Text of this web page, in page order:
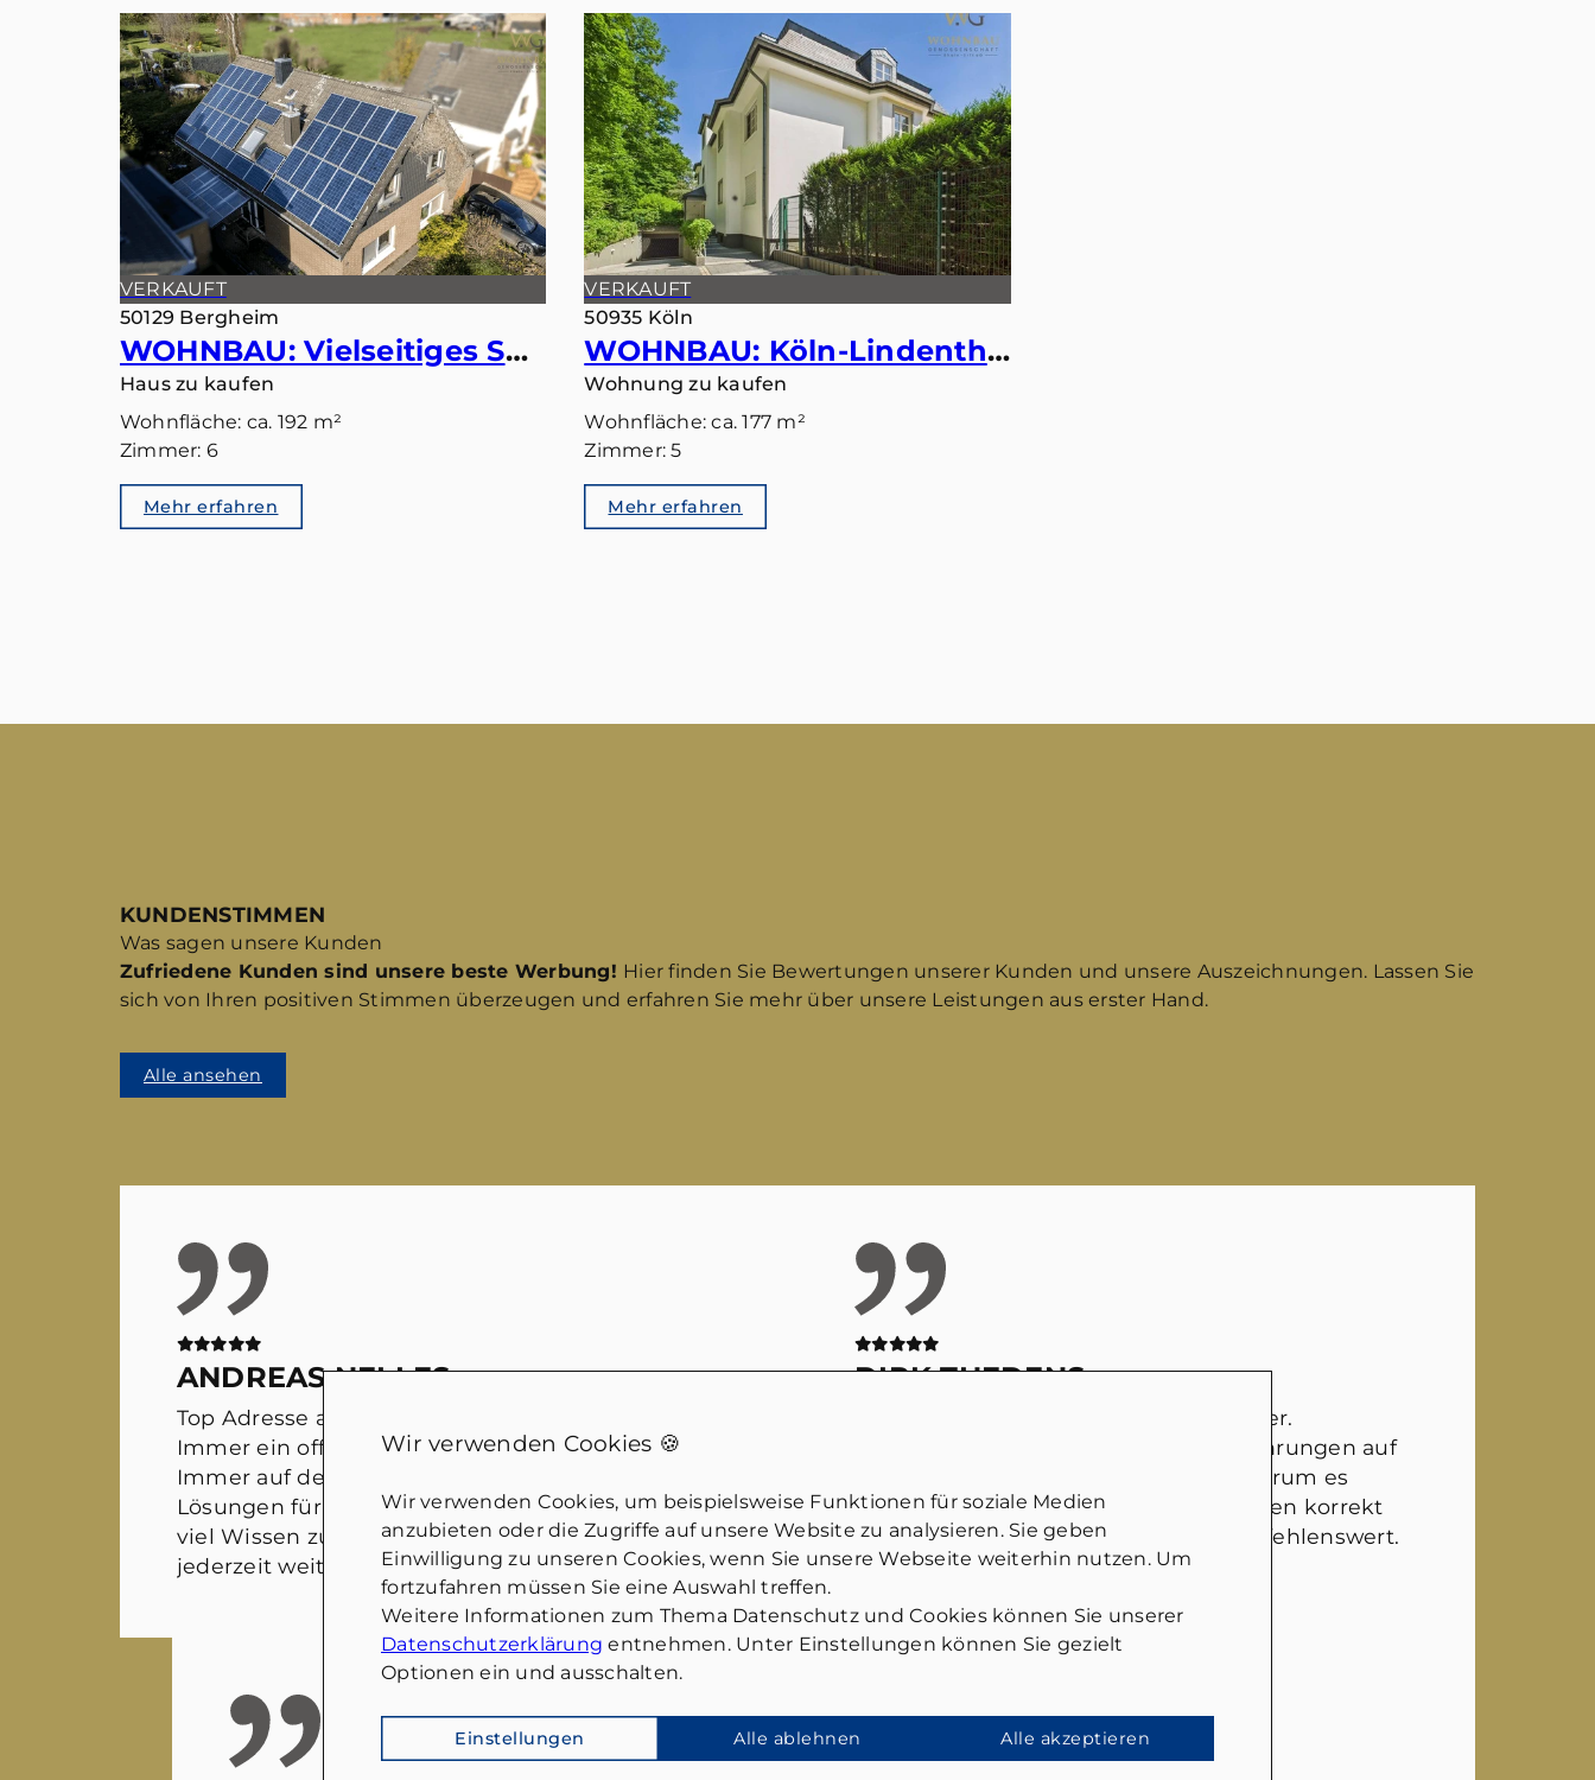
VERKAUFT
50129 Bergheim
WOHNBAU: Vielseitiges Smart-Home: Ideal als Einfamilienhaus oder Zweiparteienhaus
Haus zu kaufen
Wohnfläche: ca. 192 m²
Zimmer: 6
Mehr erfahren
VERKAUFT
50935 Köln
WOHNBAU: Köln-Lindenthal – Maisonette mit eigenem Gartentörchen in den Stadtwald
Wohnung zu kaufen
Wohnfläche: ca. 177 m²
Zimmer: 5
Mehr erfahren
KUNDENSTIMMEN
Was sagen unsere Kunden
Zufriedene Kunden sind unsere beste Werbung! Hier finden Sie Bewertungen unserer Kunden und unsere Auszeichnungen. Lassen Sie
sich von Ihren positiven Stimmen überzeugen und erfahren Sie mehr über unsere Leistungen aus erster Hand.
Alle ansehen
ANDREAS NELLES
Top Adresse auf dem Immobilienmarkt!
Immer ein offenes Ohr für sämtliche Fragen.
Immer auf der Suche nach wirklich guten
Lösungen für alle Beteiligten. Man merkt, dass hier
viel Wissen zusammen kommt. Würde ich
jederzeit weiter empfehlen!
DIRK THEDENS
Wirklich kompetenter Ansprechpartner.
Jemand der eben wirklich selber Erfahrungen auf
dem Markt gemacht hat und weiß, worum es
tatsächlich geht und die Gegebenheiten korrekt
einschätzen kann. Auf jeden Fall empfehlenswert.
Wir verwenden Cookies 🍪
Wir verwenden Cookies, um beispielsweise Funktionen für soziale Medien
anzubieten oder die Zugriffe auf unsere Website zu analysieren. Sie geben
Einwilligung zu unseren Cookies, wenn Sie unsere Webseite weiterhin nutzen. Um
fortzufahren müssen Sie eine Auswahl treffen.
Weitere Informationen zum Thema Datenschutz und Cookies können Sie unserer
Datenschutzerklärung entnehmen. Unter Einstellungen können Sie gezielt
Optionen ein und ausschalten.
Einstellungen Alle ablehnen Alle akzeptieren